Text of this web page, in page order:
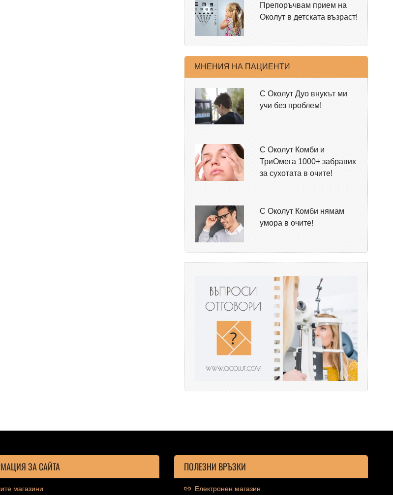
Препоръчвам прием на
Околут в детската възраст!
МНЕНИЯ НА ПАЦИЕНТИ
С Околут Дуо внукът ми
учи без проблем!
С Околут Комби и
ТриОмега 1000+ забравих
за сухотата в очите!
С Околут Комби нямам
умора в очите!
ЗА САЙТА
магазини
ПОЛЕЗНИ ВРЪЗКИ
Електронен магазин